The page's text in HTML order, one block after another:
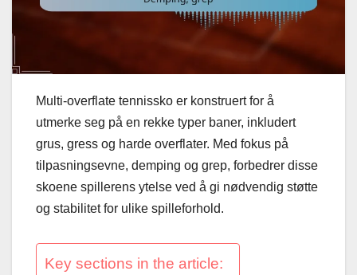
Multi-overflate tennissko er konstruert for å
utmerke seg på en rekke typer baner, inkludert
grus, gress og harde overflater. Med fokus på
tilpasningsevne, demping og grep, forbedrer disse
skoene spillerens ytelse ved å gi nødvendig støtte
og stabilitet for ulike spilleforhold.
Key sections in the article: